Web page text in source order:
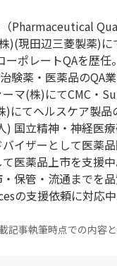
Pharmaceutical
)(現田辺三菱製薬)
ーポレートQAを歴
験薬・医薬品のQA
マ(株)にてCMC・
)にてヘルスケア製
国立精神・神経医
イザーとして医薬
医薬品上市を支援中
保管・流通までを
の支援依頼に対応中
記事執筆時点での内容